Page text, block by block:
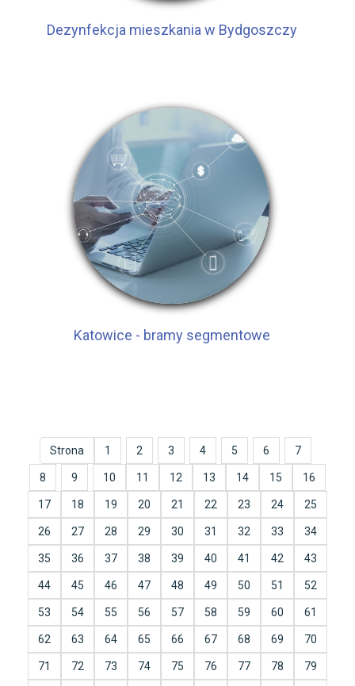
Dezynfekcja mieszkania w Bydgoszczy
Katowice - bramy segmentowe
Strona 1 2 3 4 5 6 7
8 9 10 11 12 13 14 15 16
17 18 19 20 21 22 23 24 25
26 27 28 29 30 31 32 33 34
35 36 37 38 39 40 41 42 43
44 45 46 47 48 49 50 51 52
53 54 55 56 57 58 59 60 61
62 63 64 65 66 67 68 69 70
71 72 73 74 75 76 77 78 79